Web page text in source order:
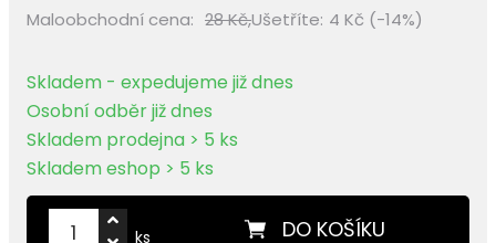
Maloobchodní cena: 28 Kč,Ušetříte: 4 Kč (-14%)
Skladem - expedujeme již dnes
Osobní odběr již dnes
Skladem prodejna > 5 ks
Skladem eshop > 5 ks
DO KOŠÍKU
ks